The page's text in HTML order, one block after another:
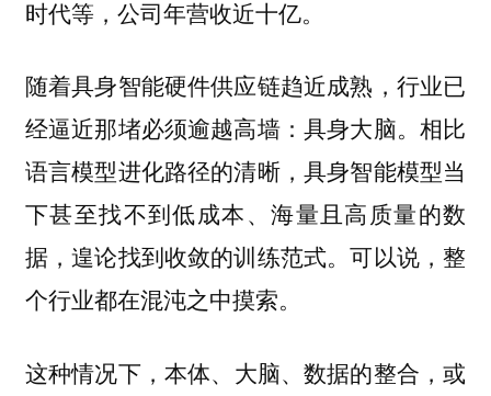
时代等， 公司年营收近十亿。
随着具身智能硬件供应链趋近成熟，行业已
经逼近那堵必须逾越高墙：具身大脑。相比
语言模型进化路径的清晰，具身智能模型当
下甚至找不到低成本、海量且高质量的数
据，遑论找到收敛的训练范式。可以说，整
个行业都在混沌之中摸索。
这种情况下， 本体、大脑、数据的整合，或